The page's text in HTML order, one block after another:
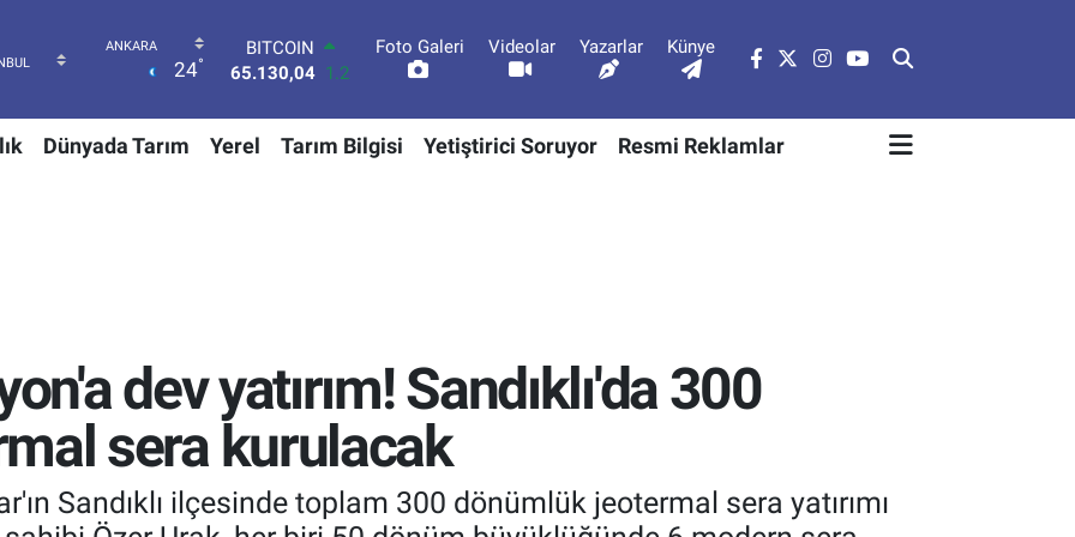
24°
DOLAR
47,7106 0.17
55,1652 0.27
STERLİN
Foto Galeri Videolar Yazarlar Künye
Dünyada Tarım Yerel Tarım Bilgisi Yetiştirici Soruyor Resmi Reklamlar
dev yatırım! Sandıklı'da 300
sera kurulacak
Sandıklı ilçesinde toplam 300 dönümlük jeotermal sera yatırımı